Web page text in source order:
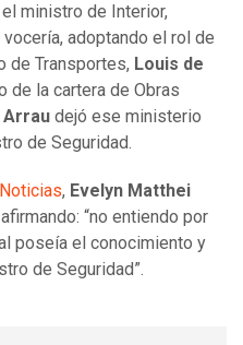
ministro de Interior,
vocería, adoptando el rol de
de Transportes, Louis de
de la cartera de Obras
Arrau dejó ese ministerio
de Seguridad.
, Evelyn Matthei
“no entiendo por
poseía el conocimiento y
de Seguridad”.